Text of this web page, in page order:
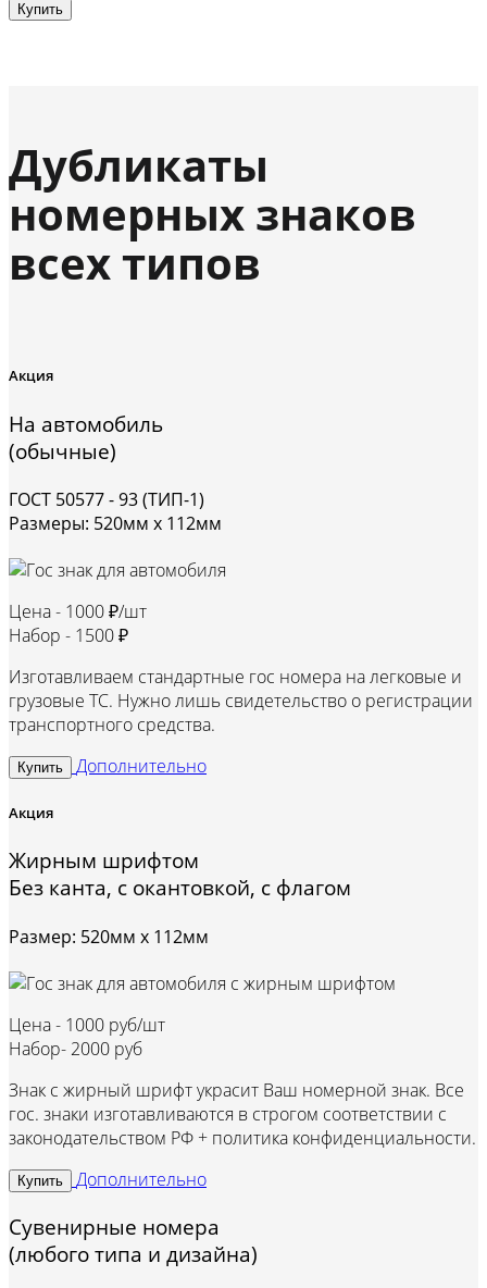
Купить
Дубликаты
номерных знаков
всех типов
Акция
На автомобиль
(обычные)
ГОСТ 50577 - 93 (ТИП-1)
Размеры: 520мм х 112мм
Цена - 1000 ₽/шт
Набор - 1500 ₽
Изготавливаем стандартные гос номера на легковые и
грузовые ТС. Нужно лишь свидетельство о регистрации
транспортного средства.
Купить Дополнительно
Акция
Жирным шрифтом
Без канта, с окантовкой, с флагом
Размер: 520мм х 112мм
Цена - 1000 руб/шт
Набор- 2000 руб
Знак с жирный шрифт украсит Ваш номерной знак. Все
гос. знаки изготавливаются в строгом соответствии с
законодательством РФ + политика конфиденциальности.
Купить Дополнительно
Сувенирные номера
(любого типа и дизайна)